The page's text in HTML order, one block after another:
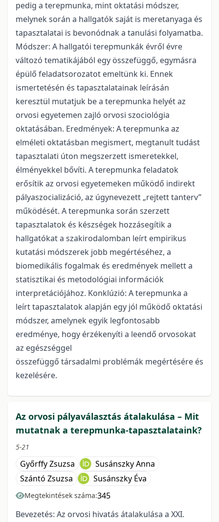
pedig a terepmunka, mint oktatási módszer,
melynek során a hallgatók saját is meretanyaga és
tapasztalatai is bevonódnak a tanulási folyamatba.
Módszer: A hallgatói terepmunkák évről évre
változó tematikájából egy összefüggő, egymásra
épülő feladatsorozatot emeltünk ki. Ennek
ismertetésén és tapasztalatainak leírásán
keresztül mutatjuk be a terepmunka helyét az
orvosi egyetemen zajló orvosi szociológia
oktatásában. Eredmények: A terepmunka az
elméleti oktatásban megismert, megtanult tudást
tapasztalati úton megszerzett ismeretekkel,
élményekkel bővíti. A terepmunka feladatok
erősítik az orvosi egyetemeken működő indirekt
pályaszocializáció, az úgynevezett „rejtett tanterv”
működését. A terepmunka során szerzett
tapasztalatok és készségek hozzásegítik a
hallgatókat a szakirodalomban leírt empirikus
kutatási módszerek jobb megértéséhez, a
biomedikális fogalmak és eredmények mellett a
statisztikai és metodológiai információk
interpretációjához. Konklúzió: A terepmunka a
leírt tapasztalatok alapján egy jól működő oktatási
módszer, amelynek egyik legfontosabb
eredménye, hogy érzékenyíti a leendő orvosokat
az egészséggel
összefüggő társadalmi problémák megértésére és
kezelésére.
Az orvosi pályaválasztás átalakulása – Mit
mutatnak a terepmunka-tapasztalataink?
5-21
Győrffy Zsuzsa
Susánszky Anna
Szántó Zsuzsa
Susánszky Éva
Megtekintések száma:345
Bevezetés: Az orvosi hivatás átalakulása a XXI.